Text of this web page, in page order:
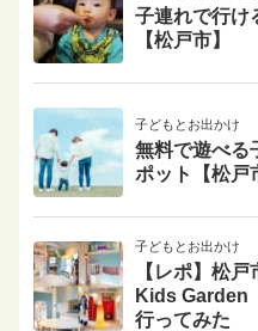
子連れで行け
【松戸市】
子どもとお出かけ
無料で遊べる
ポット【松戸
子どもとお出かけ
【レポ】松
Kids Garden
行ってみた